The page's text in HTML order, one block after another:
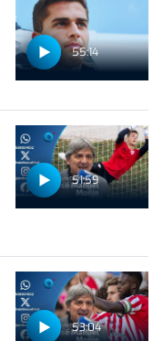
55:14
51:59
53:04